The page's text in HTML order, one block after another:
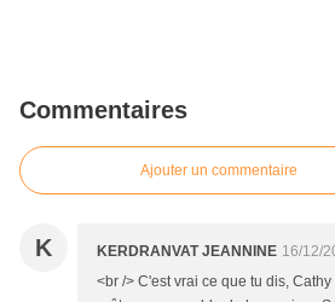
Commentaires
Ajouter un commentaire
K KERDRANVAT JEANNINE 16/12/
<br /> C'est vrai ce que tu dis,